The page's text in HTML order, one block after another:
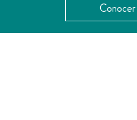
de Turismo del estado de
Cuadrado, con el